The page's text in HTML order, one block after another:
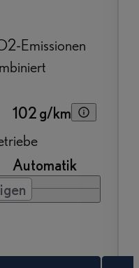
Emissionen
102 g/km
Automatik